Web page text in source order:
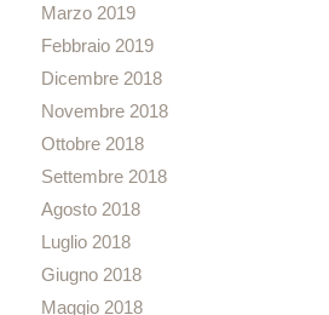
Marzo 2019
Febbraio 2019
Dicembre 2018
Novembre 2018
Ottobre 2018
Settembre 2018
Agosto 2018
Luglio 2018
Giugno 2018
Maggio 2018